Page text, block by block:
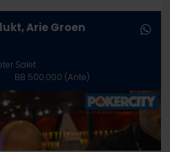
Arie Groen
Salet
BB 500.000 (Ante)